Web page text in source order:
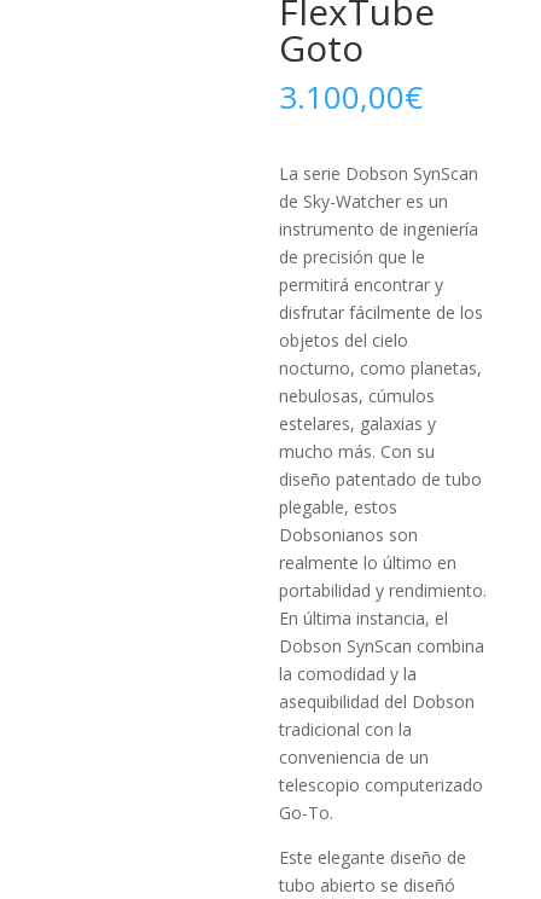
FlexTube
Goto
3.100,00€
La serie Dobson SynScan
de Sky-Watcher es un
instrumento de ingeniería
de precisión que le
permitirá encontrar y
disfrutar fácilmente de los
objetos del cielo
nocturno, como planetas,
nebulosas, cúmulos
estelares, galaxias y
mucho más. Con su
diseño patentado de tubo
plegable, estos
Dobsonianos son
realmente lo último en
portabilidad y rendimiento.
En última instancia, el
Dobson SynScan combina
la comodidad y la
asequibilidad del Dobson
tradicional con la
conveniencia de un
telescopio computerizado
Go-To.
Este elegante diseño de
tubo abierto se diseñó